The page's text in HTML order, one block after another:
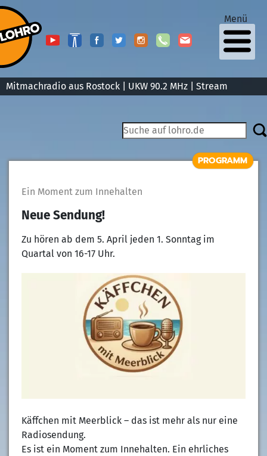
Mitmachradio aus Rostock | UKW 90.2 MHz | Stream
Menü
PROGRAMM
Ein Moment zum Innehalten
Neue Sendung!
Zu hören ab dem 5. April jeden 1. Sonntag im
Quartal von 16-17 Uhr.
Käffchen mit Meerblick – das ist mehr als nur eine
Radiosendung.
Es ist ein Moment zum Innehalten. Ein ehrliches